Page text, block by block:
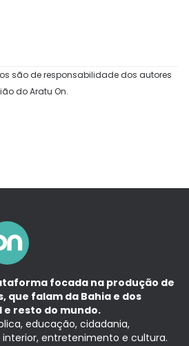
são de responsabilidade dos autores
do Aratu On.
focada na produção de
que falam da Bahia e dos
e resto do mundo.
educação, cidadania,
interior, entretenimento e cultura.